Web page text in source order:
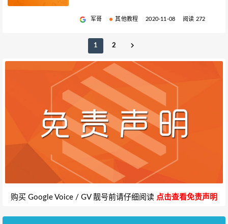
军哥 其他教程 2020-11-08 阅读 272
1 2
购买 Google Voice / GV 靓号前请仔细阅读 点击查看免责声明